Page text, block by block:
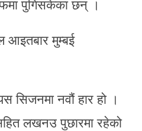
पुगिसकेका छन् ।
आइतबार मुम्बई
सिजनमा नवौं हार हो ।
लखनउ पुछारमा रहेको